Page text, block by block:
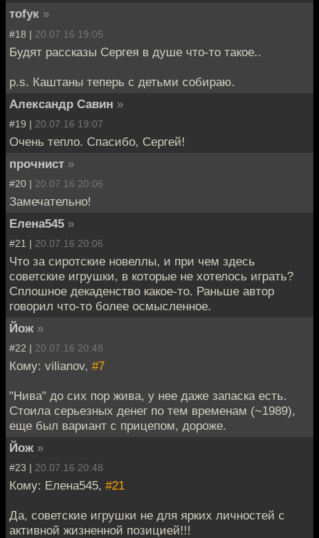
тofyк »
#18 | 20.07.16 19:05
Будят рассказы Сергея в душе что-то такое..
p.s. Каштаны теперь с детьми собираю.
Александр Савин »
#19 | 20.07.16 19:07
Очень тепло. Спасибо, Сергей!
прочнист »
#20 | 20.07.16 20:06
Замечательно!
Елена545 »
#21 | 20.07.16 20:06
Что за сиротские новеллы, и при чем здесь
советские игрушки, в которые не хотелось играть?
Сплошное декаденство какое-то. Раньше автор
говорил что-то более осмысленное.
Йож »
#22 | 20.07.16 20:48
Кому: vilianov, #7
"Нива" до сих пор жива, у нее даже запаска есть.
Стоила серьезных денег по тем временам (~1989),
еще был вариант с прицепом, дороже.
Йож »
#23 | 20.07.16 20:48
Кому: Елена545, #21
Да, советские игрушки не для ярких личностей с
активной жизненной позицией!!!